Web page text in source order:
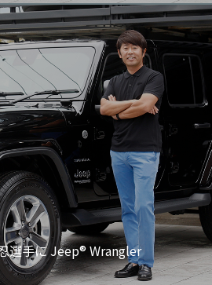
選手に Jeep® Wrangler